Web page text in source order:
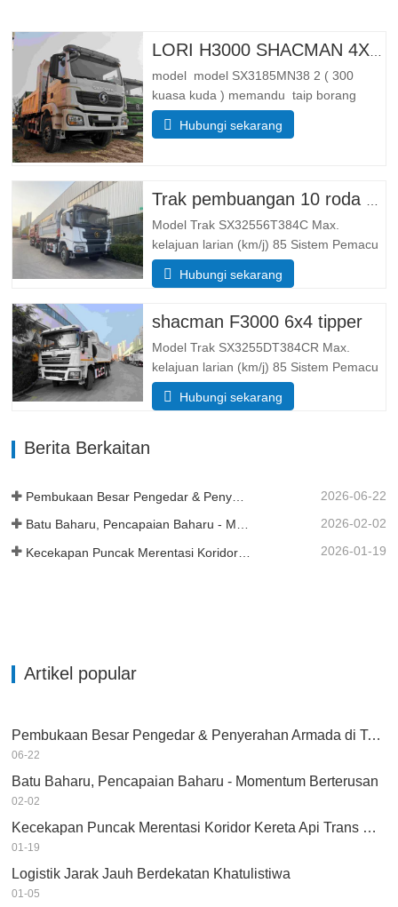
model model SX3185MN38 2 ( 300
kuasa kuda ) memandu taip borang
memandu 4*4 Berat badan parameter
berat lengkap membendung jisim (kg)
Dimensi Parameter saiz
Keseluruhannya …
Hubungi sekarang
Model Trak SX32556T384C Max.
kelajuan larian (km/j) 85 Sistem Pemacu
6× 4 Dimensi (L*W*H)(mm) Keseluruhan
8385*2490*3450 Buang badan
bawah, sisi 6 Sistem mengangkat
hidraulik mengangkat tengah atau
mengangkat depan…
Hubungi sekarang
shacman F3000 6x4 tipper
Model Trak SX3255DT384CR Max.
kelajuan larian (km/j) 85 Sistem Pemacu
6× 4 Dimensi (L*W*H)(mm) Keseluruhan
8385*2490*3450 Buang badan
Hubungi sekarang
Berita Berkaitan
2026-06-22
Batu Baharu, Pencapaian Baharu - Momentum Berterusan 2026-02-02
2026-01-19
Artikel popular
Pembukaan Besar Pengedar & Penyerahan Armada di Tanzania
06-22
Batu Baharu, Pencapaian Baharu - Momentum Berterusan
02-02
Kecekapan Puncak Merentasi Koridor Kereta Api Trans Guinea
01-19
Logistik Jarak Jauh Berdekatan Khatulistiwa
01-05